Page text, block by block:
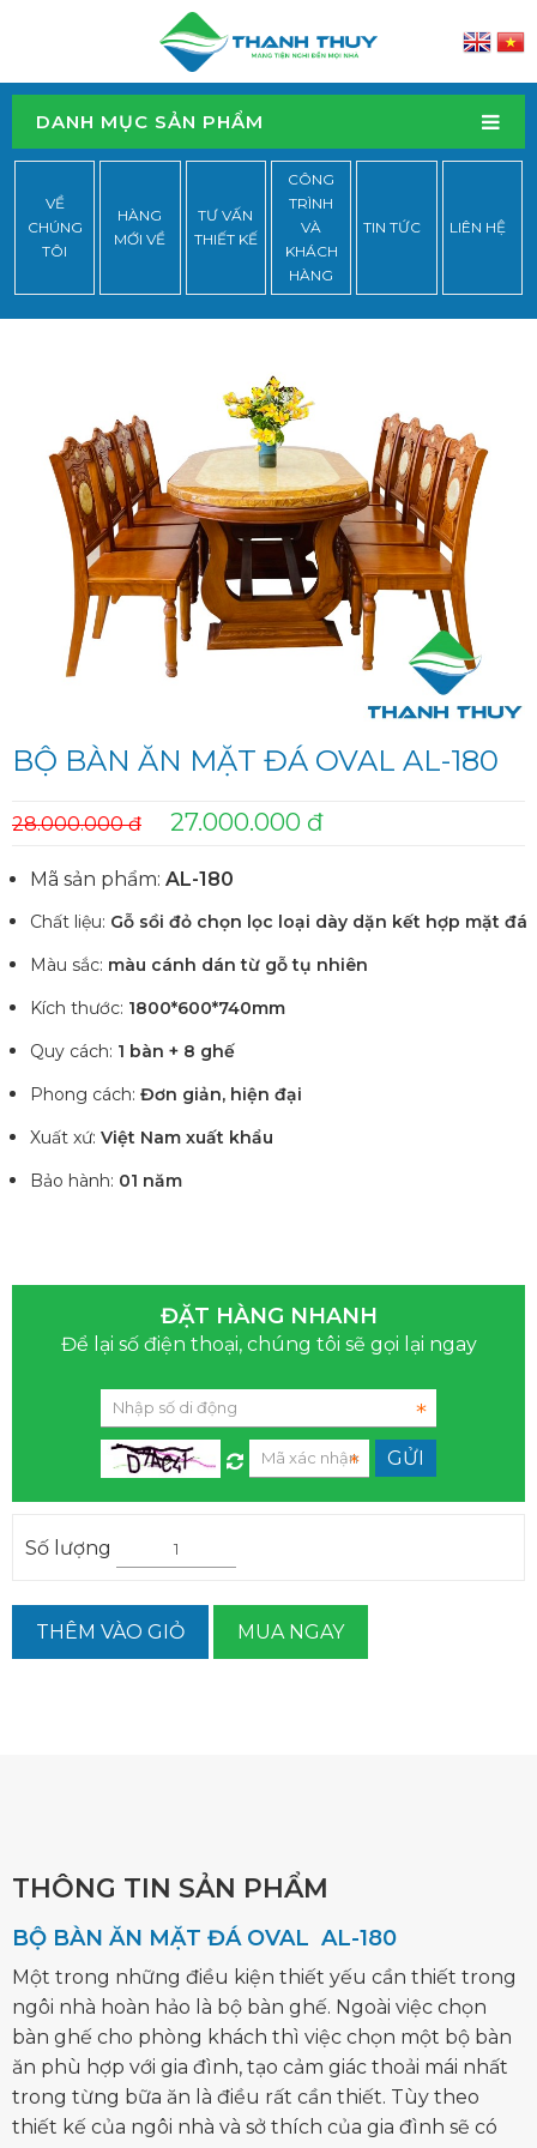
DANH MỤC SẢN PHẨM
VỀ
CHÚNG
TÔI
HÀNG
MỚI VỀ
TƯ VẤN
THIẾT KẾ
CÔNG
TRÌNH
VÀ
KHÁCH
HÀNG
TIN TỨC LIÊN HỆ
BỘ BÀN ĂN MẶT ĐÁ OVAL AL-180
28.000.000 đ 27.000.000 đ
Mã sản phẩm: AL-180
Chất liệu: Gỗ sồi đỏ chọn lọc loại dày dặn kết hợp mặt đá
Màu sắc: màu cánh dán từ gỗ tụ nhiên
Kích thước: 1800*600*740mm
Quy cách: 1 bàn + 8 ghế
Phong cách: Đơn giản, hiện đại
Xuất xứ: Việt Nam xuất khẩu
Bảo hành: 01 năm
ĐẶT HÀNG NHANH
Để lại số điện thoại, chúng tôi sẽ gọi lại ngay
Số lượng
THÊM VÀO GIỎ MUA NGAY
THÔNG TIN SẢN PHẨM
BỘ BÀN ĂN MẶT ĐÁ OVAL AL-180
Một trong những điều kiện thiết yếu cần thiết trong
ngôi nhà hoàn hảo là bộ bàn ghế. Ngoài việc chọn
bàn ghế cho phòng khách thì việc chọn một bộ bàn
ăn phù hợp với gia đình, tạo cảm giác thoải mái nhất
trong từng bữa ăn là điều rất cần thiết. Tùy theo
thiết kế của ngôi nhà và sở thích của gia đình sẽ có